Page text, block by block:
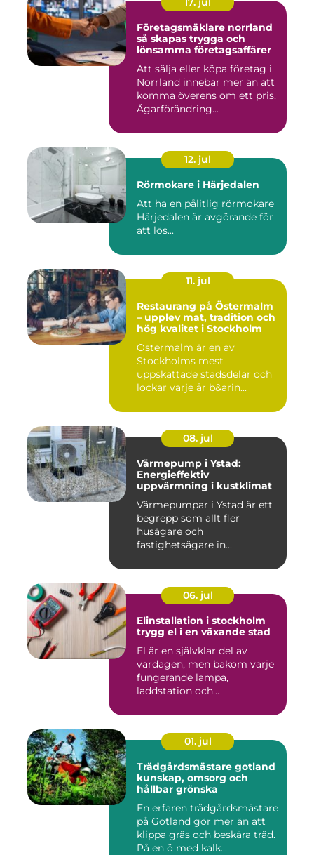
Företagsmäklare norrland
så skapas trygga och
lönsamma företagsaffärer
Att sälja eller köpa företag i
Norrland innebär mer än att
komma överens om ett pris.
Ägarförändring...
12. jul
Rörmokare i Härjedalen
Att ha en pålitlig rörmokare
Härjedalen är avgörande för
att lös...
11. jul
Restaurang på Östermalm
– upplev mat, tradition och
hög kvalitet i Stockholm
Östermalm är en av
Stockholms mest
uppskattade stadsdelar och
lockar varje år b&arin...
08. jul
Värmepump i Ystad:
Energieffektiv
uppvärmning i kustklimat
Värmepumpar i Ystad är ett
begrepp som allt fler
husägare och
fastighetsägare in...
06. jul
Elinstallation i stockholm
trygg el i en växande stad
El är en självklar del av
vardagen, men bakom varje
fungerande lampa,
laddstation och
01. jul
Trädgårdsmästare gotland
kunskap, omsorg och
hållbar grönska
En erfaren trädgårdsmästare
på Gotland gör mer än att
klippa gräs och beskära träd.
På en ö med kalk...